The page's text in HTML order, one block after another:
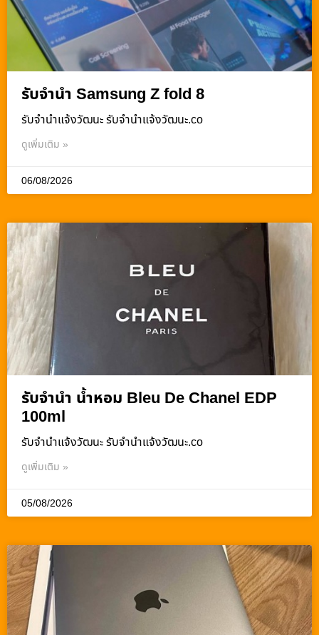
รับจำนำ Samsung Z fold 8
รับจํานําแจ้งวัฒนะ รับจํานําแจ้งวัฒนะ.co
ดูเพิ่มเติม »
06/08/2026
รับจำนำ น้ำหอม Bleu De Chanel EDP
100ml
รับจํานําแจ้งวัฒนะ รับจํานําแจ้งวัฒนะ.co
ดูเพิ่มเติม »
05/08/2026